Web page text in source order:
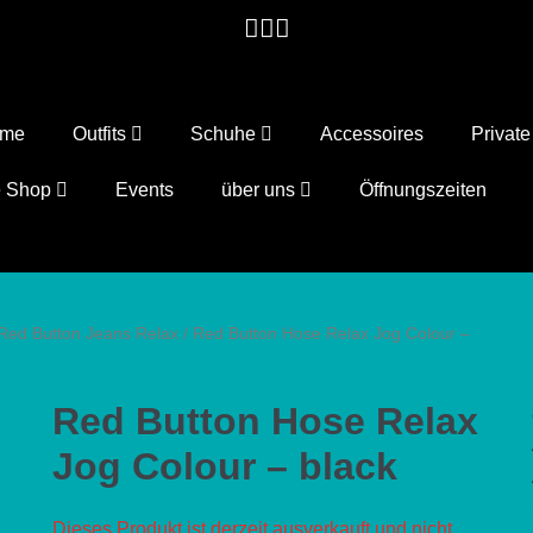
Outfits Schuhe Accessoires
Shop Events über uns Öffnungszeiten
Button Jeans Relax / Red Button Hose Relax Jog Colour –
Red Button Hose Relax
Jog Colour – black
Dieses Produkt ist derzeit ausverkauft und nicht